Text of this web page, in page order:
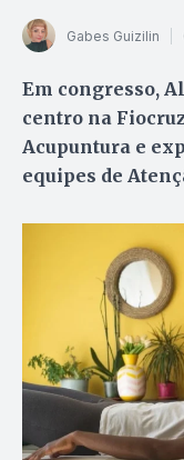
Gabes Guizilin
Em congresso,
centro na
Acupuntura e
equipes de